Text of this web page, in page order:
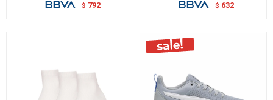
$ 792 $ 632